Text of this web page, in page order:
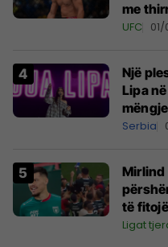
me
UFC
Një
Lipa
shpall
Serbia
Mirlind
të
Ligat